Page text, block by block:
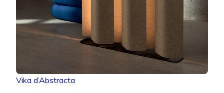
Vika d’Abstracta